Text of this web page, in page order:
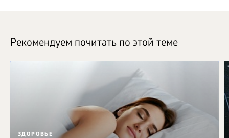
Рекомендуем почитать по этой теме
ЗДОРОВЬЕ